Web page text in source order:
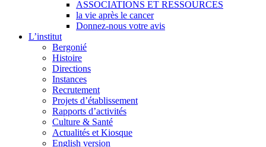
ASSOCIATIONS ET RESSOURCES
la vie après le cancer
Donnez-nous votre avis
L’institut
Bergonié
Histoire
Directions
Instances
Recrutement
Projets d’établissement
Rapports d’activités
Culture & Santé
Actualités et Kiosque
English version